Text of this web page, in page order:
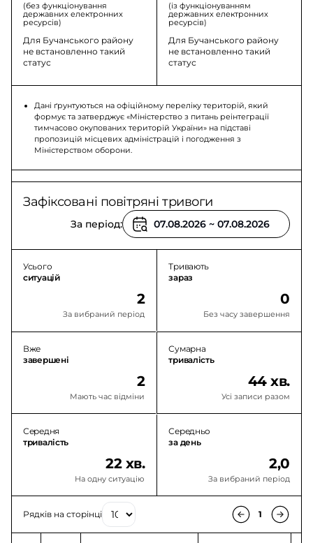
(без функціонування
державних електронних
ресурсів)
Для Бучанського району
не встановленно такий
статус
(із функціонуванням
державних електронних
ресурсів)
Для Бучанського району
не встановленно такий
статус
Дані ґрунтуються на офіційному переліку територій, який
формує та затверджує «Міністерство з питань реінтеграції
тимчасово окупованих територій України» на підставі
пропозицій місцевих адміністрацій і погодження з
Міністерством оборони.
Зафіксовані повітряні тривоги
За період:
Усього
ситуацій
2
За вибраний період
Тривають
зараз
0
Без часу завершення
Вже
завершені
2
Мають час відміни
Сумарна
тривалість
44 хв.
Усі записи разом
Середня
тривалість
22 хв.
На одну ситуацію
Середньо
за день
2,0
За вибраний період
Рядків на сторінці 1